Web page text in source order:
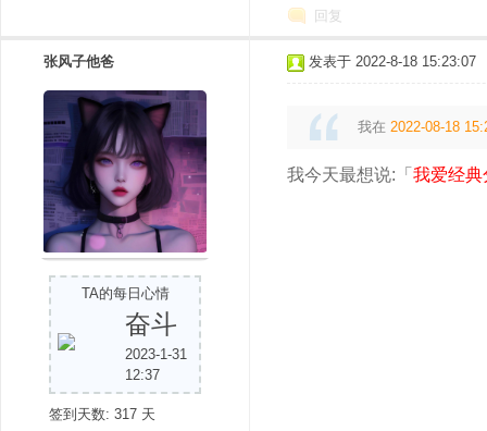
回复
张风子他爸
TA的每日心情
奋斗
2023-1-31
12:37
签到天数: 317 天
发表于 2022-8-18 15:23:07
我在 2022-08-18
我今天最想说:「 我爱经典